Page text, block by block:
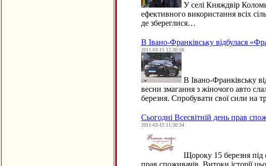
У селі Княждвір
ефективного використання всіх
де збереглися…
В Івано-Франківську відбулася
2011-03-15 12:30:56
В Івано-Франківську
весни змагання з жіночого авто
березня. Спробувати свої сили на
Сьогодні Всесвітній день прав
2011-03-15 11:30:34
Щороку 15 березня під
прав споживачів. Витоки історії